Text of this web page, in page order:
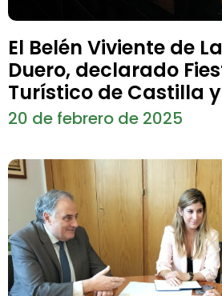
El Belén Viviente de
Duero, declarado
Turístico de Castilla
20 de febrero de 2025